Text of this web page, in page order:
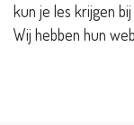
kun je les krijgen
Wij hebben hun